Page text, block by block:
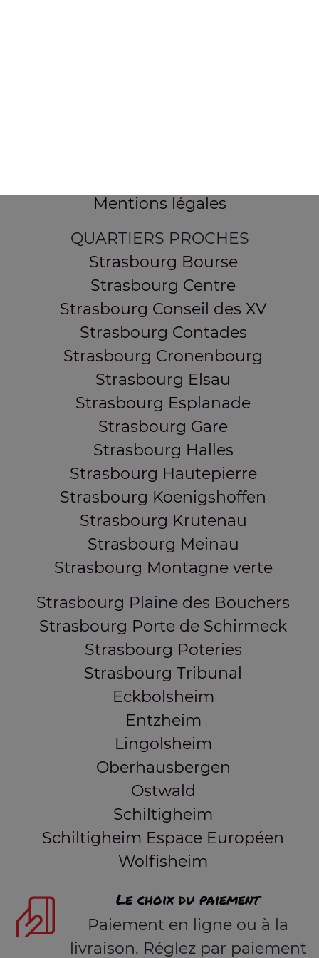
Mentions légales
QUARTIERS PROCHES
Strasbourg Bourse
Strasbourg Centre
Strasbourg Conseil des XV
Strasbourg Contades
Strasbourg Cronenbourg
Strasbourg Elsau
Strasbourg Esplanade
Strasbourg Gare
Strasbourg Halles
Strasbourg Hautepierre
Strasbourg Koenigshoffen
Strasbourg Krutenau
Strasbourg Meinau
Strasbourg Montagne verte
Strasbourg Plaine des Bouchers
Strasbourg Porte de Schirmeck
Strasbourg Poteries
Strasbourg Tribunal
Eckbolsheim
Entzheim
Lingolsheim
Oberhausbergen
Ostwald
Schiltigheim
Schiltigheim Espace Européen
Wolfisheim
Le choix du paiement
Paiement en ligne ou à la
livraison. Réglez par paiement